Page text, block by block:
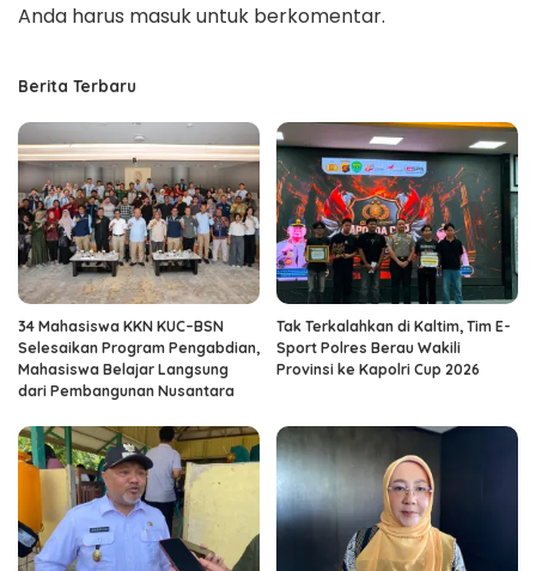
Anda harus masukuntuk berkomentar.
Berita Terbaru
34 Mahasiswa KKN KUC–BSN
Selesaikan Program Pengabdian,
Mahasiswa Belajar Langsung
dari Pembangunan Nusantara
Tak Terkalahkan di Kaltim, Tim E-
Sport Polres Berau Wakili
Provinsi ke Kapolri Cup 2026